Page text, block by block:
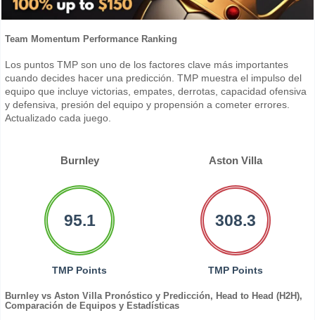
Team Momentum Performance Ranking
Los puntos TMP son uno de los factores clave más importantes
cuando decides hacer una predicción. TMP muestra el impulso del
equipo que incluye victorias, empates, derrotas, capacidad ofensiva
y defensiva, presión del equipo y propensión a cometer errores.
Actualizado cada juego.
Burnley Aston Villa
95.1
TMP Points
308.3
TMP Points
Burnley vs Aston Villa Pronóstico y Predicción, Head to Head (H2H),
Comparación de Equipos y Estadísticas